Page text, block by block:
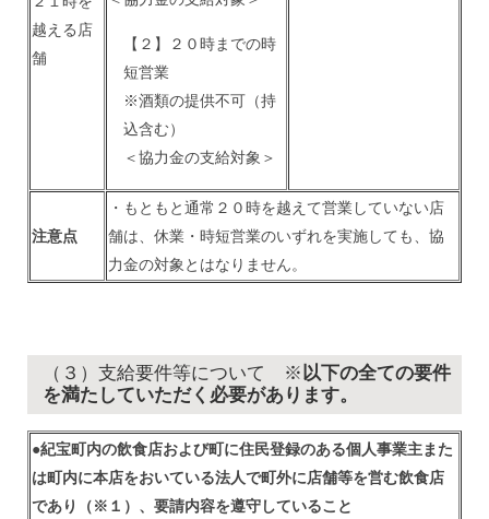
越える店
舗
【２】２０時までの時
短営業
※酒類の提供不可（持
込含む）
＜協力金の支給対象＞
注意点
・もともと通常２０時を越えて営業していない店
舗は、休業・時短営業のいずれを実施しても、 協
力金の対象とはなりません。
（３）支給要件等について ※ 以下の全ての要件
を満たしていただく必要があります。
●紀宝町内の飲食店および町に住民登録のある個人事業主また
は町内に本店をおいている法人で町外に店舗等を営む飲食店
であり
（※１） 、要請内容を遵守していること